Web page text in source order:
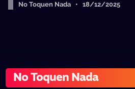
No Toquen Nada • 18/12/2025
No Toquen Nada